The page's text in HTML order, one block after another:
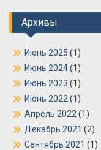
Архивы
Июнь 2025 (1)
Июнь 2024(1)
Июнь 2023 (1)
Июнь 2022 (1)
Апрель 2022 (1)
Декабрь 2021 (2)
Сентябрь 2021 (1)